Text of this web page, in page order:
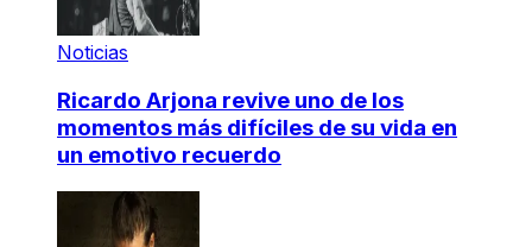
Noticias
Ricardo Arjona revive uno de los
momentos más difíciles de su vida en
un emotivo recuerdo